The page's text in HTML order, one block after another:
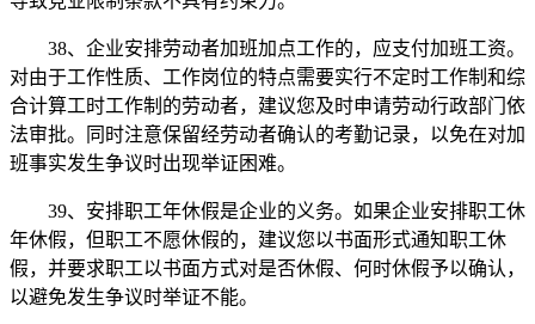
38、企业安排劳动者加班加点工作的，应支付加班工资。
对由于工作性质、工作岗位的特点需要实行不定时工作制和综
合计算工时工作制的劳动者，建议您及时申请劳动行政部门依
法审批。同时注意保留经劳动者确认的考勤记录，以免在对加
班事实发生争议时出现举证困难。
39、安排职工年休假是企业的义务。如果企业安排职工休
年休假，但职工不愿休假的，建议您以书面形式通知职工休
假，并要求职工以书面方式对是否休假、何时休假予以确认，
以避免发生争议时举证不能。